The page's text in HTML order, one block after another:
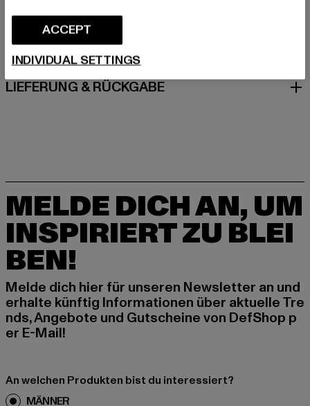
GRÖSSE & PASSFORM
PFLEGEHINWEISE
LIEFERUNG & RÜCKGABE
MELDE DICH AN, UM
INSPIRIERT ZU BLEI
BEN!
Melde dich hier für unseren Newsletter an und
erhalte künftig Informationen über aktuelle Tre
nds, Angebote und Gutscheine von DefShop p
er E-Mail!
An welchen Produkten bist du interessiert?
MÄNNER
ACCEPT
INDIVIDUAL SETTINGS